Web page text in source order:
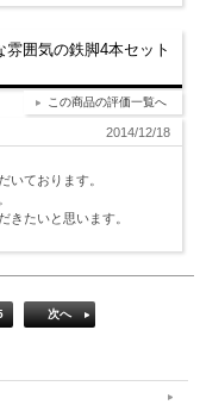
囲気の鉄脚4本セット
この商品の評価一覧へ
2014/12/18
いております。
きたいと思います。
次へ